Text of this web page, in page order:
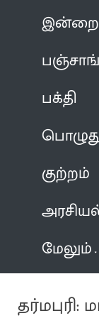
பக்தி
குற்றம்
மேலும்